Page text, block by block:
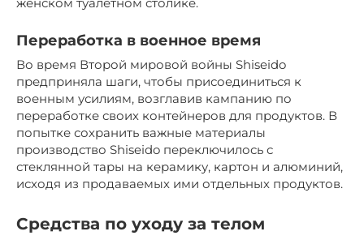
Переработка в военное время
Во время Второй мировой войны Shiseido
предприняла шаги, чтобы присоединиться к
военным усилиям, возглавив кампанию по
переработке своих контейнеров для продуктов. В
попытке сохранить важные материалы
производство Shiseido переключилось с
стеклянной тары на керамику, картон и алюминий,
исходя из продаваемых ими отдельных продуктов.
Средства по уходу за телом